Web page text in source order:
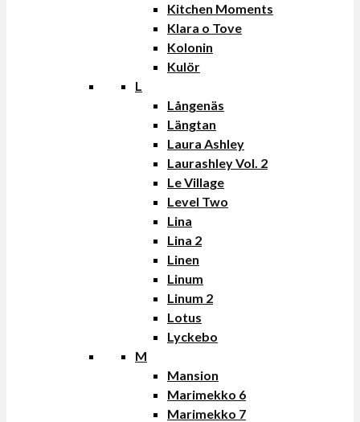
Kitchen Moments
Klara o Tove
Kolonin
Kulör
L
Långenäs
Längtan
Laura Ashley
Laurashley Vol. 2
Le Village
Level Two
Lina
Lina 2
Linen
Linum
Linum 2
Lotus
Lyckebo
M
Mansion
Marimekko 6
Marimekko 7